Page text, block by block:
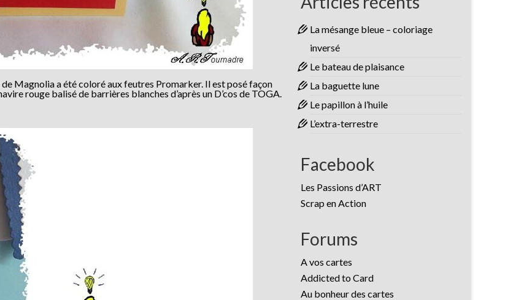
Magnolia a été coloré aux feutres Promarker. Il est posé façon
rouge balisé de barrières blanches d’après un D’cos de TOGA.
La mésange bleue – coloriage
inversé
Le bateau de plaisance
La baguette lune
Le papillon à l’huile
L’extra-terrestre
Facebook
Les Passions d’ART
Scrap en Action
Forums
A vos cartes
Addicted to Card
Au bonheur des cartes